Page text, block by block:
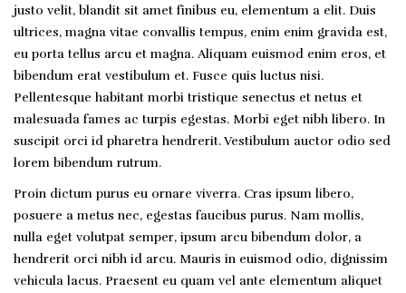
justo velit, blandit sit amet finibus eu, elementum a elit. Duis
ultrices, magna vitae convallis tempus, enim enim gravida est,
eu porta tellus arcu et magna. Aliquam euismod enim eros, et
bibendum erat vestibulum et. Fusce quis luctus nisi.
Pellentesque habitant morbi tristique senectus et netus et
malesuada fames ac turpis egestas. Morbi eget nibh libero. In
suscipit orci id pharetra hendrerit. Vestibulum auctor odio sed
lorem bibendum rutrum.
Proin dictum purus eu ornare viverra. Cras ipsum libero,
posuere a metus nec, egestas faucibus purus. Nam mollis,
nulla eget volutpat semper, ipsum arcu bibendum dolor, a
hendrerit orci nibh id arcu. Mauris in euismod odio, dignissim
vehicula lacus. Praesent eu quam vel ante elementum aliquet